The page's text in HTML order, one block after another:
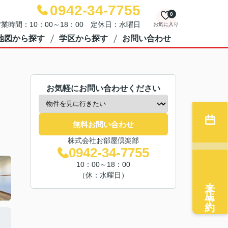
0942-34-7755
時間：10：00～18：00 定休日：水曜日 お気に入り
0
図から探す 学区から探す お問い合わせ
お気軽にお問い合わせください
無料お問い合わせ
株式会社お部屋倶楽部
0942-34-7755
10：00～18：00
（休：水曜日）
来店予約